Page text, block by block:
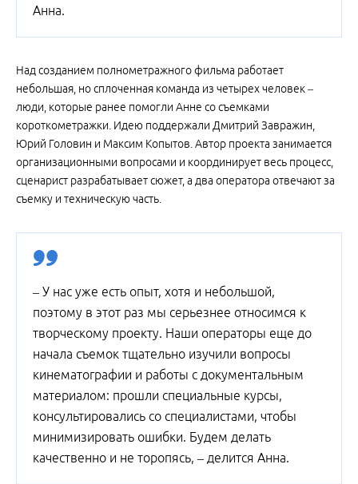
Анна.
Над созданием полнометражного фильма работает
небольшая, но сплоченная команда из четырех человек –
люди, которые ранее помогли Анне со съемками
короткометражки. Идею поддержали Дмитрий Завражин,
Юрий Головин и Максим Копытов. Автор проекта занимается
организационными вопросами и координирует весь процесс,
сценарист разрабатывает сюжет, а два оператора отвечают за
съемку и техническую часть.
– У нас уже есть опыт, хотя и небольшой,
поэтому в этот раз мы серьезнее относимся к
творческому проекту. Наши операторы еще до
начала съемок тщательно изучили вопросы
кинематографии и работы с документальным
материалом: прошли специальные курсы,
консультировались со специалистами, чтобы
минимизировать ошибки. Будем делать
качественно и не торопясь, – делится Анна.